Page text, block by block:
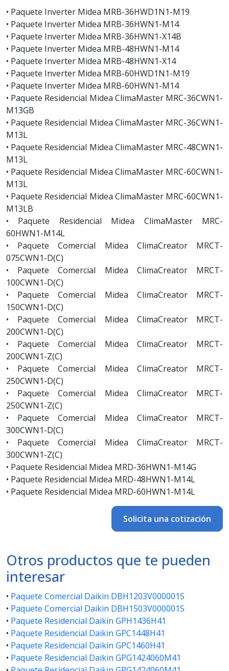
• Paquete Inverter Midea MRB-36HWD1N1-M19
• Paquete Inverter Midea MRB-36HWN1-M14
• Paquete Inverter Midea MRB-36HWN1-X14B
• Paquete Inverter Midea MRB-48HWN1-M14
• Paquete Inverter Midea MRB-48HWN1-X14
• Paquete Inverter Midea MRB-60HWD1N1-M19
• Paquete Inverter Midea MRB-60HWN1-M14
• Paquete Residencial Midea ClimaMaster MRC-36CWN1-
M13GB
• Paquete Residencial Midea ClimaMaster MRC-36CWN1-
M13L
• Paquete Residencial Midea ClimaMaster MRC-48CWN1-
M13L
• Paquete Residencial Midea ClimaMaster MRC-60CWN1-
M13L
• Paquete Residencial Midea ClimaMaster MRC-60CWN1-
M13LB
• Paquete Residencial Midea ClimaMaster MRC-
60HWN1-M14L
• Paquete Comercial Midea ClimaCreator MRCT-
075CWN1-D(C)
• Paquete Comercial Midea ClimaCreator MRCT-
100CWN1-D(C)
• Paquete Comercial Midea ClimaCreator MRCT-
150CWN1-D(C)
• Paquete Comercial Midea ClimaCreator MRCT-
200CWN1-D(C)
• Paquete Comercial Midea ClimaCreator MRCT-
200CWN1-Z(C)
• Paquete Comercial Midea ClimaCreator MRCT-
250CWN1-D(C)
• Paquete Comercial Midea ClimaCreator MRCT-
250CWN1-Z(C)
• Paquete Comercial Midea ClimaCreator MRCT-
300CWN1-D(C)
• Paquete Comercial Midea ClimaCreator MRCT-
300CWN1-Z(C)
• Paquete Residencial Midea MRD-36HWN1-M14G
• Paquete Residencial Midea MRD-48HWN1-M14L
• Paquete Residencial Midea MRD-60HWN1-M14L
Solicita una cotización
Otros productos que te pueden
interesar
• Paquete Comercial Daikin DBH1203V000001S
• Paquete Comercial Daikin DBH1503V000001S
• Paquete Residencial Daikin GPH1436H41
• Paquete Residencial Daikin GPC1448H41
• Paquete Residencial Daikin GPC1460H41
• Paquete Residencial Daikin GPG1424060M41